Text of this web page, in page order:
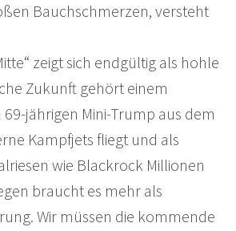
Bauchschmerzen, versteht
zeigt sich endgültig als hohle
Zukunft gehört einem
jährigen Mini-Trump aus dem
Kampfjets fliegt und als
wie Blackrock Millionen
braucht es mehr als
Wir müssen die kommende